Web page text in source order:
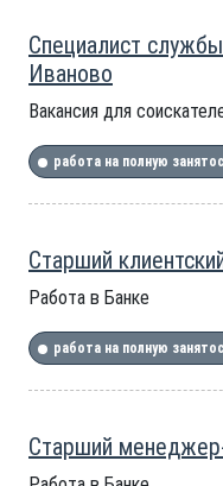
Специалист
Иваново
Вакансия для
работа на полную
Старший
Работа в Банке
работа на полную
Старший